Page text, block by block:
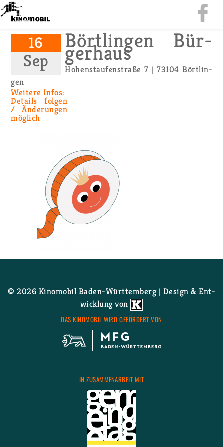
16
Sep
Bört­lin­gen Bür­
ger­haus
Ho­hen­stau­fen­stra­ße 7 | 73104 Bört­lin­
gen
Wei­te­re Infos:
De­tails fol­gen
/ Än­de­run­gen
mög­lich
Wei­ter­le­senüber - Film­pro­gramm folgt!
© 2026 Ki­no­mo­bil Ba­den-Würt­tem­berg | De­sign & Ent­
wick­lung von
DAS KI­NO­MO­BIL WIRD GE­FÖR­DERT VON
IN ZU­SAM­MEN­AR­BEIT MIT